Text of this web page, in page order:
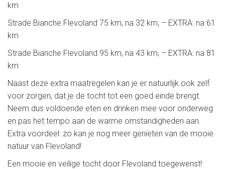
km
Strade Bianche Flevoland 75 km, na 32 km, – EXTRA: na 61
km
Strade Bianche Flevoland 95 km, na 43 km, – EXTRA: na 81
km
Naast deze extra maatregelen kan je er natuurlijk ook zelf
voor zorgen, dat je de tocht tot een goed einde brengt.
Neem dus voldoende eten en drinken mee voor onderweg
en pas het tempo aan de warme omstandigheden aan.
Extra voordeel: zo kan je nog meer genieten van de mooie
natuur van Flevoland!
Een mooie en veilige tocht door Flevoland toegewenst!